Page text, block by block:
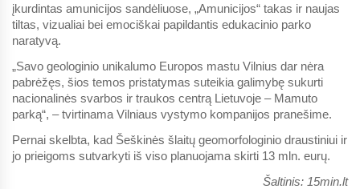
įkurdintas amunicijos sandėliuose, „Amunicijos“ takas ir naujas
tiltas, vizualiai bei emociškai papildantis edukacinio parko
naratyvą.
„Savo geologinio unikalumo Europos mastu Vilnius dar nėra
pabrėžęs, šios temos pristatymas suteikia galimybę sukurti
nacionalinės svarbos ir traukos centrą Lietuvoje – Mamuto
parką“, – tvirtinama Vilniaus vystymo kompanijos pranešime.
Pernai skelbta, kad Šeškinės šlaitų geomorfologinio draustiniui ir
jo prieigoms sutvarkyti iš viso planuojama skirti 13 mln. eurų.
Šaltinis: 15min.lt